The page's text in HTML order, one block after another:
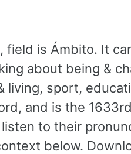
field is Ámbito. It
about being &
living, sport,
and is the
to their
below.